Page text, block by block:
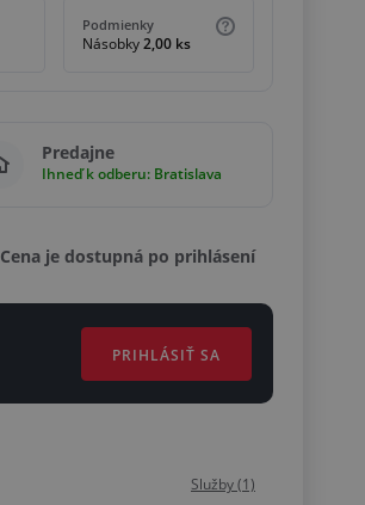
Podmienky
Násobky2,00 ks
Predajne
Ihneď k odberu: Bratislava
Cena je dostupná po prihlásení
PRIHLÁSIŤ SA
Služby (1)